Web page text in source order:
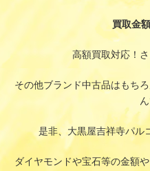
買取金
高額買取対応！
その他ブランド中古品はもち
是非、大黒屋吉祥寺パル
ダイヤモンドや宝石等の金額